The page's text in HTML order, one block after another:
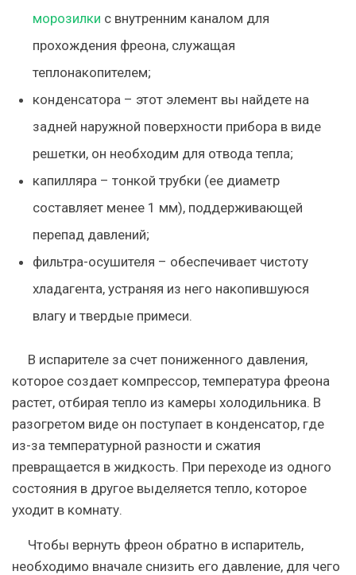
морозилки с внутренним каналом для
прохождения фреона, служащая
теплонакопителем;
конденсатора – этот элемент вы найдете на
задней наружной поверхности прибора в виде
решетки, он необходим для отвода тепла;
капилляра – тонкой трубки (ее диаметр
составляет менее 1 мм), поддерживающей
перепад давлений;
фильтра-осушителя – обеспечивает чистоту
хладагента, устраняя из него накопившуюся
влагу и твердые примеси.
В испарителе за счет пониженного давления,
которое создает компрессор, температура фреона
растет, отбирая тепло из камеры холодильника. В
разогретом виде он поступает в конденсатор, где
из-за температурной разности и сжатия
превращается в жидкость. При переходе из одного
состояния в другое выделяется тепло, которое
уходит в комнату.
Чтобы вернуть фреон обратно в испаритель,
необходимо вначале снизить его давление, для чего